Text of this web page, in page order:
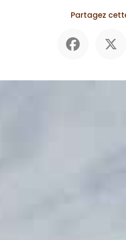
Partagez